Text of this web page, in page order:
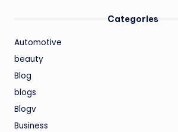
Categories
Automotive
beauty
Blog
blogs
Blogv
Business